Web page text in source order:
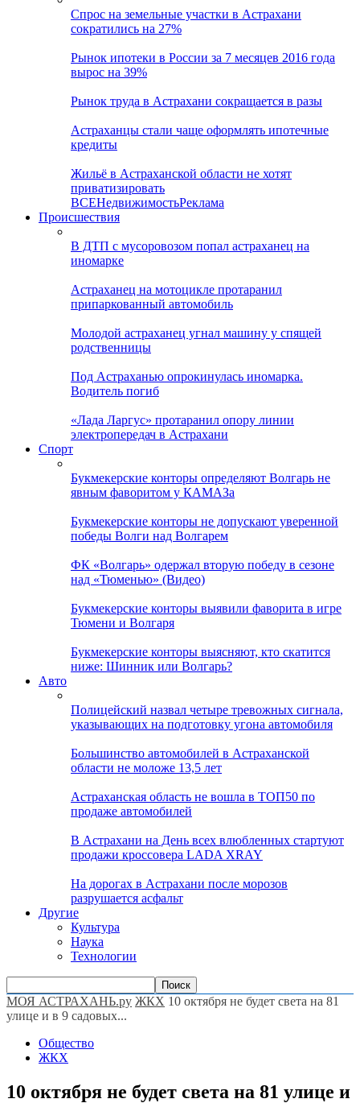
Спрос на земельные участки в Астрахани
сократились на 27%
Рынок ипотеки в России за 7 месяцев 2016 года
вырос на 39%
Рынок труда в Астрахани сокращается в разы
Астраханцы стали чаще оформлять ипотечные
кредиты
Жильё в Астраханской области не хотят
приватизировать
ВСЕНедвижимостьРеклама
Происшествия
В ДТП с мусоровозом попал астраханец на
иномарке
Астраханец на мотоцикле протаранил
припаркованный автомобиль
Молодой астраханец угнал машину у спящей
родственницы
Под Астраханью опрокинулась иномарка.
Водитель погиб
«Лада Ларгус» протаранил опору линии
электропередач в Астрахани
Спорт
Букмекерские конторы определяют Волгарь не
явным фаворитом у КАМАЗа
Букмекерские конторы не допускают уверенной
победы Волги над Волгарем
ФК «Волгарь» одержал вторую победу в сезоне
над «Тюменью» (Видео)
Букмекерские конторы выявили фаворита в игре
Тюмени и Волгаря
Букмекерские конторы выясняют, кто скатится
ниже: Шинник или Волгарь?
Авто
Полицейский назвал четыре тревожных сигнала,
указывающих на подготовку угона автомобиля
Большинство автомобилей в Астраханской
области не моложе 13,5 лет
Астраханская область не вошла в ТОП50 по
продаже автомобилей
В Астрахани на День всех влюбленных стартуют
продажи кроссовера LADA XRAY
На дорогах в Астрахани после морозов
разрушается асфальт
Другие
Культура
Наука
Технологии
МОЯ АСТРАХАНЬ.ру ЖКХ 10 октября не будет света на 81
улице и в 9 садовых...
Общество
ЖКХ
10 октября не будет света на 81 улице и